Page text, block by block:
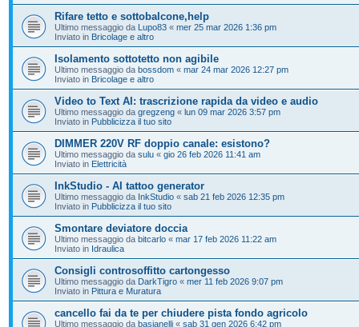
Rifare tetto e sottobalcone,help
Ultimo messaggio da Lupo83 « mer 25 mar 2026 1:36 pm
Inviato in Bricolage e altro
Isolamento sottotetto non agibile
Ultimo messaggio da bossdom « mar 24 mar 2026 12:27 pm
Inviato in Bricolage e altro
Video to Text AI: trascrizione rapida da video e audio
Ultimo messaggio da gregzeng « lun 09 mar 2026 3:57 pm
Inviato in Pubblicizza il tuo sito
DIMMER 220V RF doppio canale: esistono?
Ultimo messaggio da sulu « gio 26 feb 2026 11:41 am
Inviato in Elettricità
InkStudio - AI tattoo generator
Ultimo messaggio da InkStudio « sab 21 feb 2026 12:35 pm
Inviato in Pubblicizza il tuo sito
Smontare deviatore doccia
Ultimo messaggio da bitcarlo « mar 17 feb 2026 11:22 am
Inviato in Idraulica
Consigli controsoffitto cartongesso
Ultimo messaggio da DarkTigro « mer 11 feb 2026 9:07 pm
Inviato in Pittura e Muratura
cancello fai da te per chiudere pista fondo agricolo
Ultimo messaggio da basianelli « sab 31 gen 2026 6:42 pm